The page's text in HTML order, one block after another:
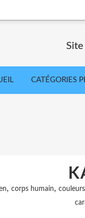
CATÉGORIES
, corps humain, couleurs